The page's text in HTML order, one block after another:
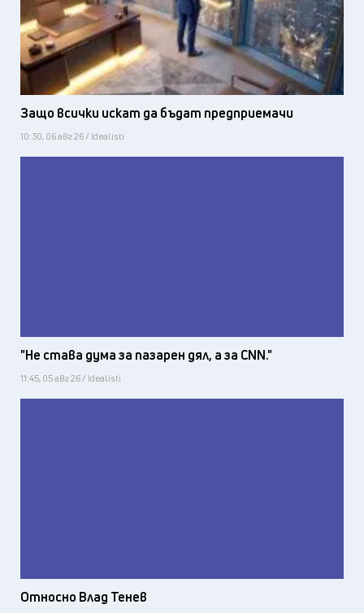
Защо всички искат да бъдат предприемачи
10:30, 06 авг 26 / Idealisti
"Не става дума за пазарен дял, а за CNN."
11:45, 05 авг 26 / Idealisti
Относно Влад Тенев